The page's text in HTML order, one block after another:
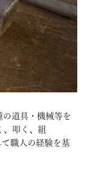
道具・機械等を
、叩く、組
職人の経験を基